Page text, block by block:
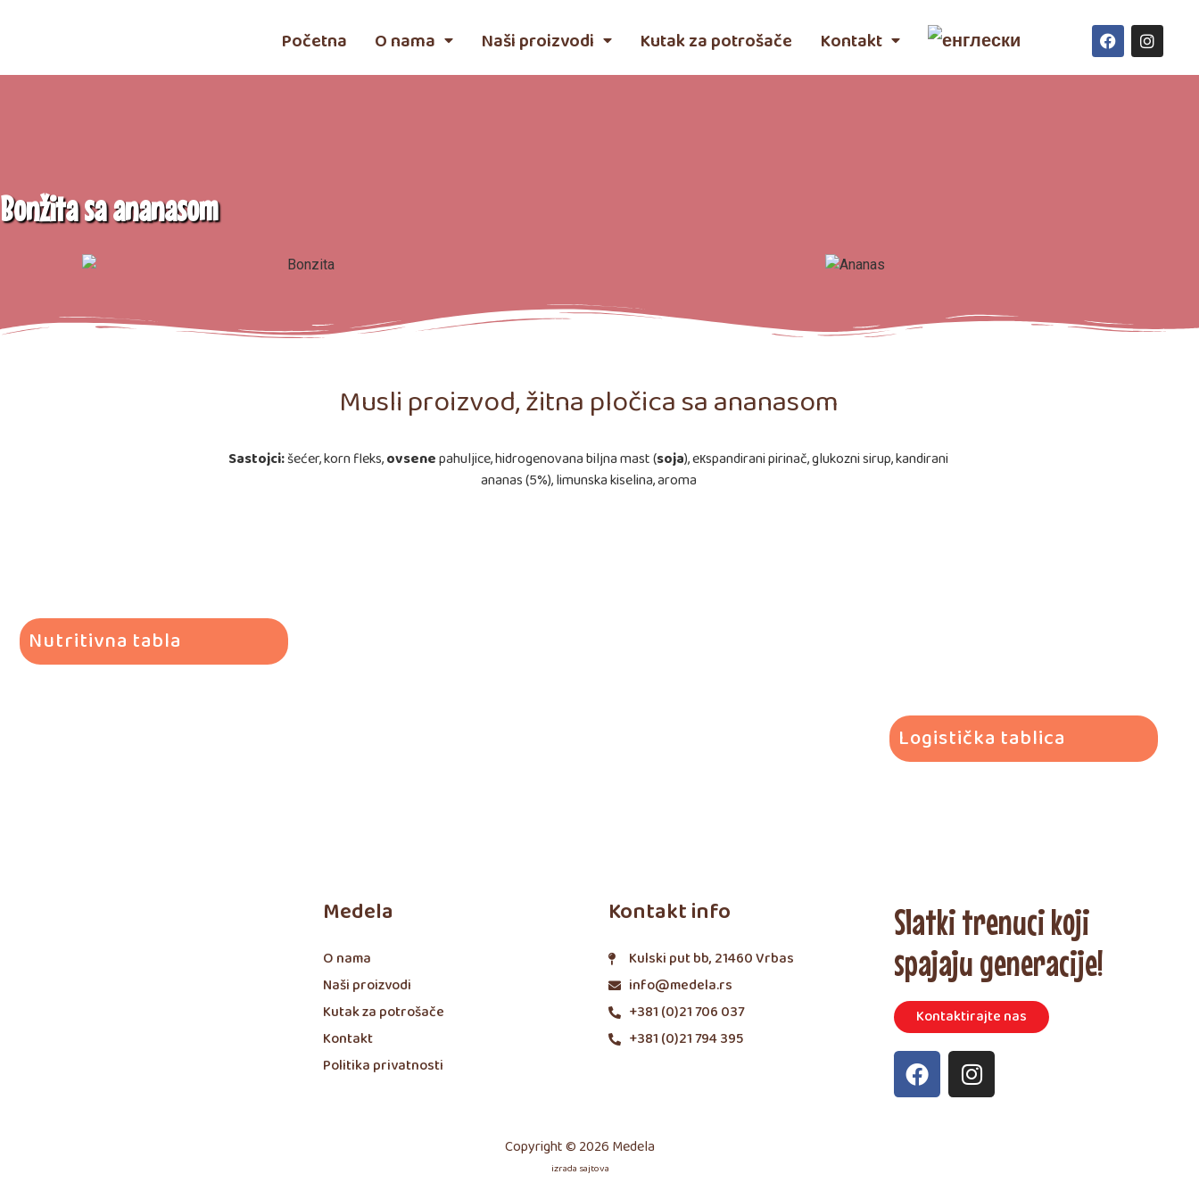
Početna O nama Naši proizvodi Kutak za potrošače Kontakt
Bonžita sa ananasom
Musli proizvod, žitna pločica sa ananasom
Sastojci:šećer, korn fleks,ovsenepahuljice, hidrogenovana biljna mast (soja), eкspandirani pirinač, glukozni sirup, kandirani
ananas (5%), limunska kiselina, aroma
Nutritivna tabla
Logistička tablica
Medela
O nama
Naši proizvodi
Kutak za potrošače
Kontakt
Politika privatnosti
Kontakt info
Kulski put bb, 21460 Vrbas
info@medela.rs
+381 (0)21 706 037
+381 (0)21 794 395
Slatki trenuci koji
spajaju generacije!
Kontaktirajte nas
Copyright © 2026 Medela
izrada sajtova